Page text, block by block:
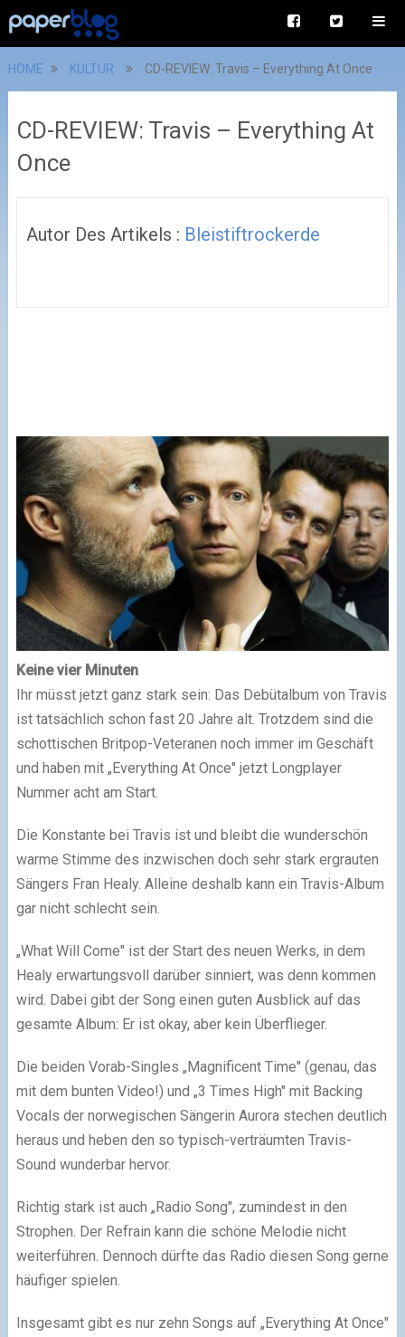
HOME KULTUR CD-REVIEW: Travis – Everything At Once
CD-REVIEW: Travis – Everything At
Once
Autor Des Artikels : Bleistiftrockerde
Keine vier Minuten
Ihr müsst jetzt ganz stark sein: Das Debütalbum von Travis
ist tatsächlich schon fast 20 Jahre alt. Trotzdem sind die
schottischen Britpop-Veteranen noch immer im Geschäft
und haben mit „Everything At Once" jetzt Longplayer
Nummer acht am Start.
Die Konstante bei Travis ist und bleibt die wunderschön
warme Stimme des inzwischen doch sehr stark ergrauten
Sängers Fran Healy. Alleine deshalb kann ein Travis-Album
gar nicht schlecht sein.
„What Will Come" ist der Start des neuen Werks, in dem
Healy erwartungsvoll darüber sinniert, was denn kommen
wird. Dabei gibt der Song einen guten Ausblick auf das
gesamte Album: Er ist okay, aber kein Überflieger.
Die beiden Vorab-Singles „Magnificent Time" (genau, das
mit dem bunten Video!) und „3 Times High" mit Backing
Vocals der norwegischen Sängerin Aurora stechen deutlich
heraus und heben den so typisch-verträumten Travis-
Sound wunderbar hervor.
Richtig stark ist auch „Radio Song", zumindest in den
Strophen. Der Refrain kann die schöne Melodie nicht
weiterführen. Dennoch dürfte das Radio diesen Song gerne
häufiger spielen.
Insgesamt gibt es nur zehn Songs auf „Everything At Once"